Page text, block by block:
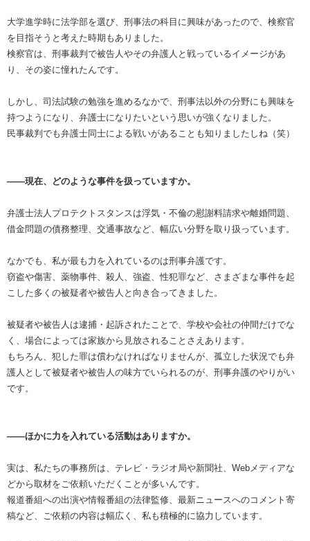
大学進学時に法学部を選び、刑事法の科目に興味があったので、検察官
を目指そうと考えた時期もありました。
検察官は、刑事裁判で被告人やその弁護人と戦っているイメージがあ
り、その姿に憧れたんです。
しかし、司法試験の勉強を進めるなかで、刑事法以外の分野にも興味を
持つようになり、弁護士になりたいという思いが強くなりました。
民事裁判でも弁護士同士による戦いがあることも知りましたしね（笑）
――現在、どのような事件を扱っていますか。
弁護士法人プロテクトスタンスは浮気・不倫の慰謝料請求や離婚問題、
借金問題の債務整理、交通事故など、幅広い分野を取り扱っています。
なかでも、私が最も力を入れているのは刑事弁護です。
窃盗や傷害、薬物事件、殺人、強盗、性犯罪など、さまざまな事件を起
こした多くの被疑者や被告人と向き合ってきました。
被疑者や被告人は逮捕・起訴されたことで、学校や会社の仲間だけでな
く、場合によっては家族から見放されることさえあります。
もちろん、犯した罪は償わなければなりませんが、孤立した状況でも弁
護人として被疑者や被告人の味方でいられるのが、刑事弁護のやりがい
です。
――ほかに力を入れている活動はありますか。
実は、私たちの事務所は、テレビ・ラジオ局や新聞社、Webメディアな
どから取材をご依頼いただくことが多いんです。
報道番組への出演や情報番組の法律監修、最新ニュースへのコメント寄
稿など、ご依頼の内容は幅広く、私も積極的に協力しています。